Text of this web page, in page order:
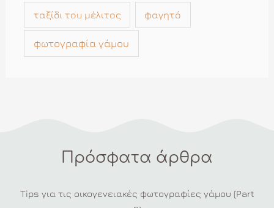
ταξίδι του μέλιτος φαγητό
φωτογραφία γάμου
Πρόσφατα άρθρα
Tips για τις οικογενειακές φωτογραφίες γάμου (Part